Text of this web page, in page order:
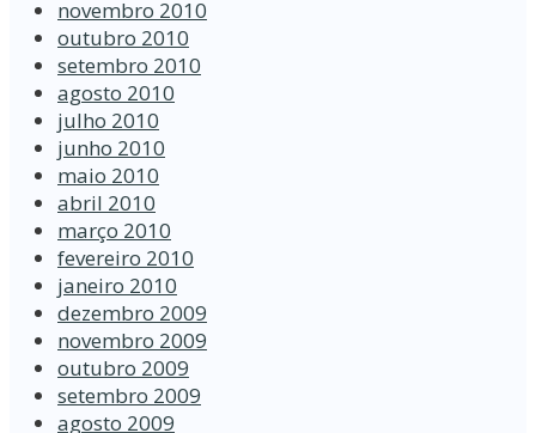
novembro 2010
outubro 2010
setembro 2010
agosto 2010
julho 2010
junho 2010
maio 2010
abril 2010
março 2010
fevereiro 2010
janeiro 2010
dezembro 2009
novembro 2009
outubro 2009
setembro 2009
agosto 2009